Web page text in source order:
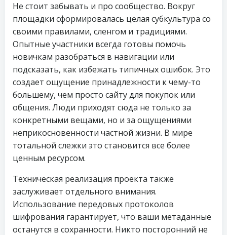
Не стоит забывать и про сообщество. Вокруг
площадки сформировалась целая субкультура со
своими правилами, сленгом и традициями.
Опытные участники всегда готовы помочь
новичкам разобраться в навигации или
подсказать, как избежать типичных ошибок. Это
создает ощущение принадлежности к чему-то
большему, чем просто сайту для покупок или
общения. Люди приходят сюда не только за
конкретными вещами, но и за ощущениями
неприкосновенности частной жизни. В мире
тотальной слежки это становится все более
ценным ресурсом.
Техническая реализация проекта также
заслуживает отдельного внимания.
Использование передовых протоколов
шифрования гарантирует, что ваши метаданные
останутся в сохранности. Никто посторонний не